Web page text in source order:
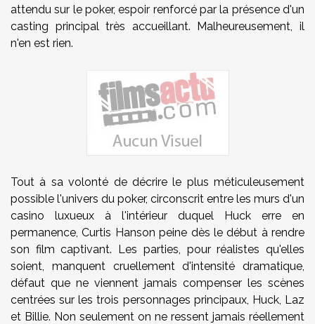
attendu sur le poker, espoir renforcé par la présence d'un
casting principal très accueillant. Malheureusement, il
n'en est rien.
Tout à sa volonté de décrire le plus méticuleusement
possible l'univers du poker, circonscrit entre les murs d'un
casino luxueux à l'intérieur duquel Huck erre en
permanence, Curtis Hanson peine dès le début à rendre
son film captivant. Les parties, pour réalistes qu'elles
soient, manquent cruellement d'intensité dramatique,
défaut que ne viennent jamais compenser les scènes
centrées sur les trois personnages principaux, Huck, Laz
et Billie. Non seulement on ne ressent jamais réellement